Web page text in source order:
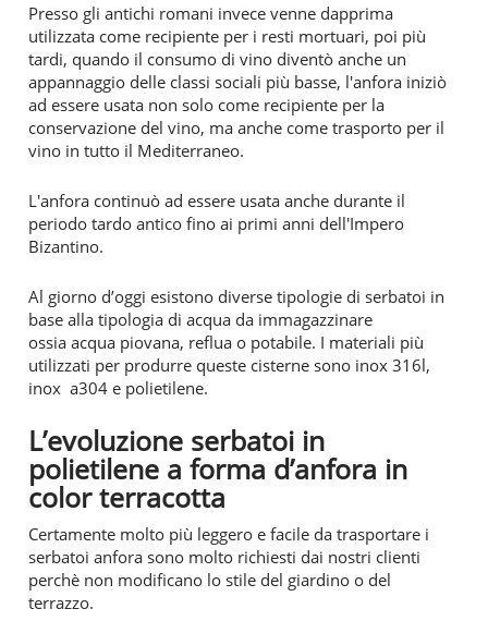
Presso gli antichi romani invece venne dapprima
utilizzata come recipiente per i resti mortuari, poi più
tardi, quando il consumo di vino diventò anche un
appannaggio delle classi sociali più basse, l'anfora iniziò
ad essere usata non solo come recipiente per la
conservazione del vino, ma anche come trasporto per il
vino in tutto il Mediterraneo.
L'anfora continuò ad essere usata anche durante il
periodo tardo antico fino ai primi anni dell'Impero
Bizantino.
Al giorno d’oggi esistono diverse tipologie di serbatoi in
base alla tipologia di acqua da immagazzinare
ossia acqua piovana, reflua o potabile. I materiali più
utilizzati per produrre queste cisterne sono inox 316l,
inox a304 e polietilene.
L’evoluzione serbatoi in
polietilene a forma d’anfora in
color terracotta
Certamente molto più leggero e facile da trasportare i
serbatoi anfora sono molto richiesti dai nostri clienti
perchè non modificano lo stile del giardino o del
terrazzo.